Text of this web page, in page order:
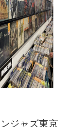
ジャズ東京